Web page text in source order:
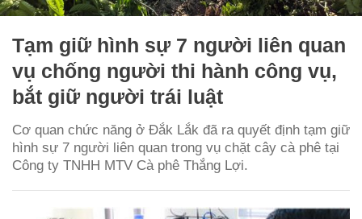
Tạm giữ hình sự 7 người liên quan
vụ chống người thi hành công vụ,
bắt giữ người trái luật
Cơ quan chức năng ở Đắk Lắk đã ra quyết định tạm giữ
hình sự 7 người liên quan trong vụ chặt cây cà phê tại
Công ty TNHH MTV Cà phê Thắng Lợi.